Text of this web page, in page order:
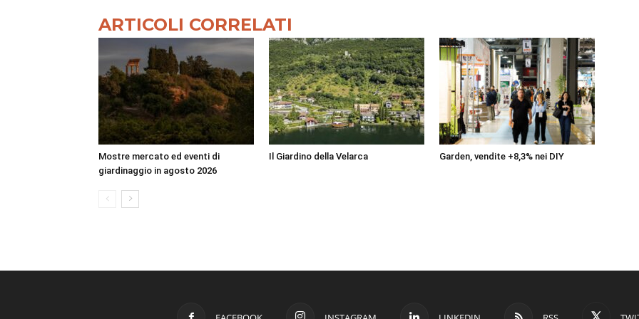
ARTICOLI CORRELATI
Mostre mercato ed eventi di
giardinaggio in agosto 2026
Il Giardino della Velarca Garden, vendite +8,3% nei DIY